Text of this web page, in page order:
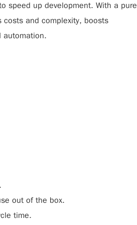
speed up development. With a pure
costs and complexity, boosts
automation.
out of the box.
time.